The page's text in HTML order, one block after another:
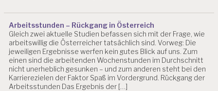
S
E
N
S
C
H
A
F
T
Arbeitsstunden – Rückgang in Österreich
Gleich zwei aktuelle Studien befassen sich mit der Frage, wie
arbeitswillig die Österreicher tatsächlich sind. Vorweg: Die
jeweiligen Ergebnisse werfen kein gutes Blick auf uns. Zum
einen sind die arbeitenden Wochenstunden im Durchschnitt
nicht unerheblich gesunken – und zum anderen steht bei den
Karrierezielen der Faktor Spaß im Vordergrund. Rückgang der
Arbeitsstunden Das Ergebnis der […]